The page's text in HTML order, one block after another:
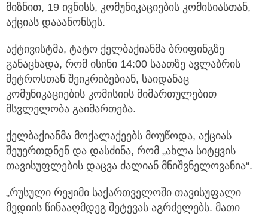
მიზნით, 19 ივნისს, კომუნიკაციების კომისიასთან,
აქციას დააანონსეს.
აქტივისტმა, ტატო ქელბაქიანმა ბრიფინგზე
განაცხადა, რომ ისინი 14:00 საათზე ავლაბრის
მეტროსთან შეიკრიბებიან, საიდანაც
კომუნიკაციების კომისიის მიმართულებით
მსვლელობა გაიმართება.
ქელბაქიანმა მოქალაქეებს მოუწოდა, აქციას
შეუერთდნენ და დასძინა, რომ „ახლა სიტყვის
თავისუფლების დაცვა ძალიან მნიშვნელოვანია“.
„რუსული რეჟიმი საქართველოში თავისუფალი
მედიის წინააღმდეგ შეტევას აგრძელებს. მათი